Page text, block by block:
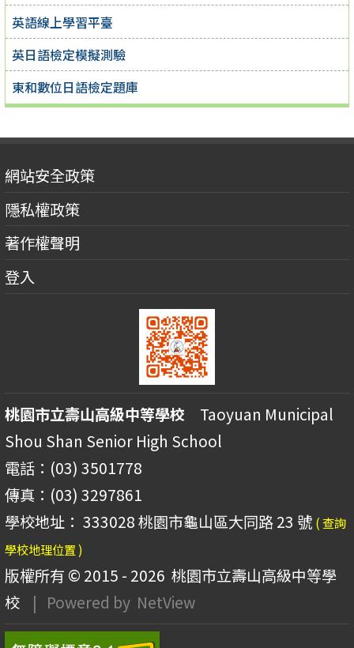
英語線上學習平臺
英日語檢定模擬測驗
東和數位日語檢定題庫
網站安全政策
隱私權政策
著作權聲明
登入
桃園市立壽山高級中等學校 Taoyuan Municipal
Shou Shan Senior High School
電話：(03) 3501778
傳真：(03) 3297861
學校地址： 333028 桃園市龜山區大同路 23 號 ( 查詢
學校地理位置 )
版權所有 © 2015 - 2026 桃園市立壽山高級中等學
校
| Powered by NetView